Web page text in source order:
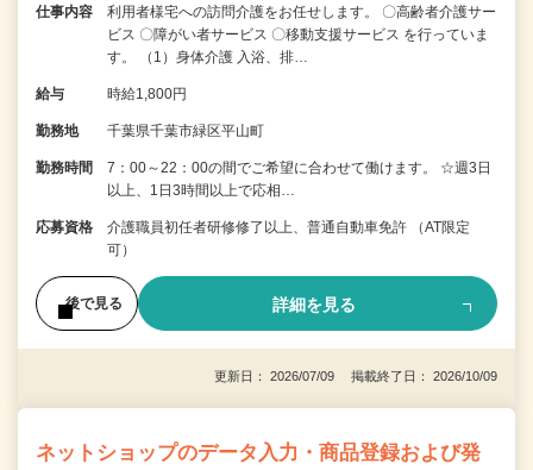
仕事内容
利用者様宅への訪問介護をお任せします。 〇高齢者介護サー
ビス 〇障がい者サービス 〇移動支援サービス を行っていま
す。 （1）身体介護 入浴、排…
給与 時給1,800円
勤務地 千葉県千葉市緑区平山町
勤務時間
7：00～22：00の間でご希望に合わせて働けます。 ☆週3日
以上、1日3時間以上で応相…
応募資格
介護職員初任者研修修了以上、普通自動車免許 （AT限定
可）
後で見る 詳細を見る
更新日： 2026/07/09 掲載終了日： 2026/10/09
ネットショップのデータ入力・商品登録および発